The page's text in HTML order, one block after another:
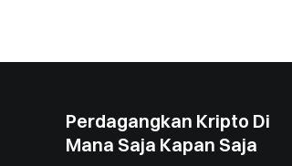
Perdagangkan Kripto Di
Mana Saja Kapan Saja